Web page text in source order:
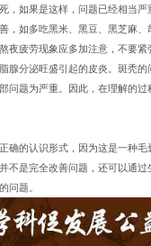
如果是这样，问题已经相当严
，如多吃黑米、黑豆、黑芝麻、
夜疲劳现象应多加注意，不要紧
腺分泌旺盛引起的皮炎。斑秃的
问题为严重。因此，在理解的过
的认识形式，因为这是一种毛
不是完全改善问题，还可以通过
问题。